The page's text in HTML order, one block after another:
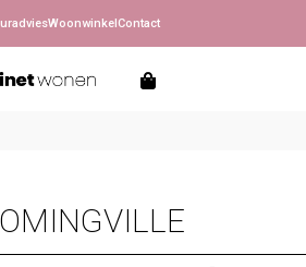
WoonwinkelContact